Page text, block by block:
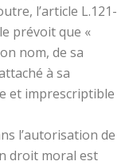
l’article L.121-
prévoit que «
nom, de sa
à sa
et imprescriptible
l’autorisation de
droit moral est